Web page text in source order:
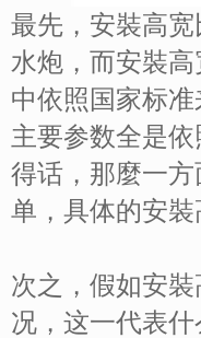
最先，安裝高
水炮，而安裝
中依照国家标
主要参数全是
得话，那麼一
单，具体的安
次之，假如安
况，这一代表